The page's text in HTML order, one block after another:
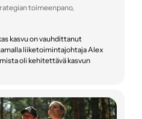
toimeenpano,
kasvu on vauhdittanut
liiketoimintajohtaja Alex
oli kehitettävä kasvun